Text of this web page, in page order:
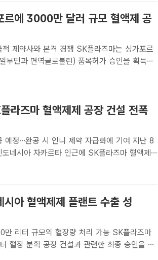
르에 3000만 달러 규모 혈액제 공
격 경쟁 SK플라즈마는 싱가포르
부민과 면역글로불린) 품목허가 승인을 획득했
수연 기자] SK플라즈마가 4분기부터 싱가포르
라즈마 혈액제제 공장 건설 전폭
…완공 시 인니 제약 자급화에 기여 지난 8
네시아 자카르타 인근에 SK플라즈마 혈액제
. 사진은 SK플라즈마 인도네시아 혈액제제
아 혈액제제 플랜트 수출 성
규모의 혈장량 처리 가능 SK플라즈마
혈장 분획 공장 건설과 관련한 최종 승인을 받
도네시아 혈액제제 공장 조감도. /SK플라즈마